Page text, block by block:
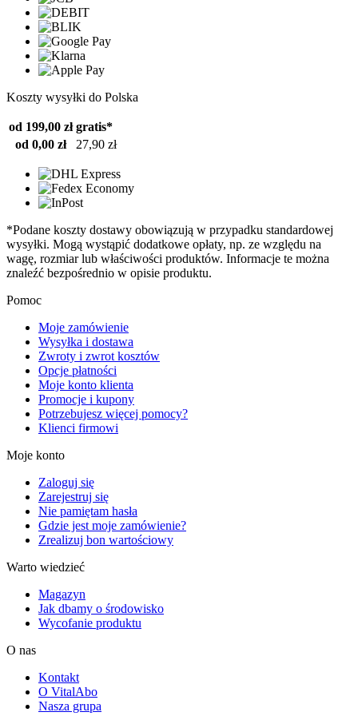
Koszty wysyłki do Polska
od 199,00 zł gratis*
od 0,00 zł
27,90 zł
*Podane koszty dostawy obowiązują w przypadku standardowej
wysyłki. Mogą wystąpić dodatkowe opłaty, np. ze względu na
wagę, rozmiar lub właściwości produktów. Informacje te można
znaleźć bezpośrednio w opisie produktu.
Pomoc
Moje zamówienie
Wysyłka i dostawa
Zwroty i zwrot kosztów
Opcje płatności
Moje konto klienta
Promocje i kupony
Potrzebujesz więcej pomocy?
Klienci firmowi
Moje konto
Zaloguj się
Zarejestruj się
Nie pamiętam hasła
Gdzie jest moje zamówienie?
Zrealizuj bon wartościowy
Warto wiedzieć
Magazyn
Jak dbamy o środowisko
Wycofanie produktu
O nas
Kontakt
O VitalAbo
Nasza grupa